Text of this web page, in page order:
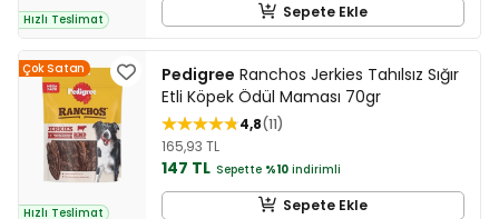
Hızlı Teslimat Sepete Ekle
Çok Satan
Hızlı Teslimat
Pedigree Ranchos Jerkies Tahılsız Sığır
Etli Köpek Ödül Maması 70gr
4,8 11
165,93 TL
147 TL Sepette %10 indirimli
Sepete Ekle